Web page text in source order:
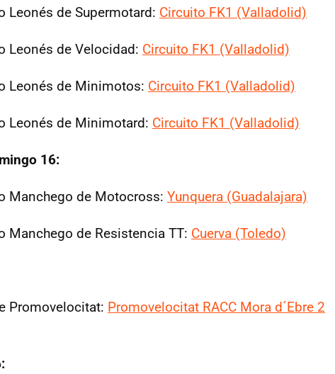
Leonés de Supermotard: Circuito FK1 (Valladolid)
Leonés de Velocidad: Circuito FK1 (Valladolid)
Leonés de Minimotos: Circuito FK1 (Valladolid)
Leonés de Minimotard: Circuito FK1 (Valladolid)
16:
Manchego de Motocross: Yunquera (Guadalajara)
Manchego de Resistencia TT: Cuerva (Toledo)
Promovelocitat: Promovelocitat RACC Mora d´Ebre 2